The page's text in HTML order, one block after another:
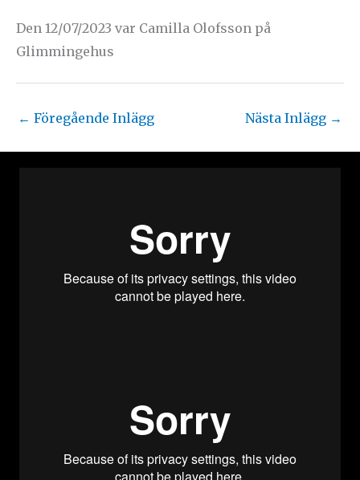
Den 12/07/2023 var Camilla Olofsson på
Glimmingehus
← Föregående Inlägg Nästa Inlägg →